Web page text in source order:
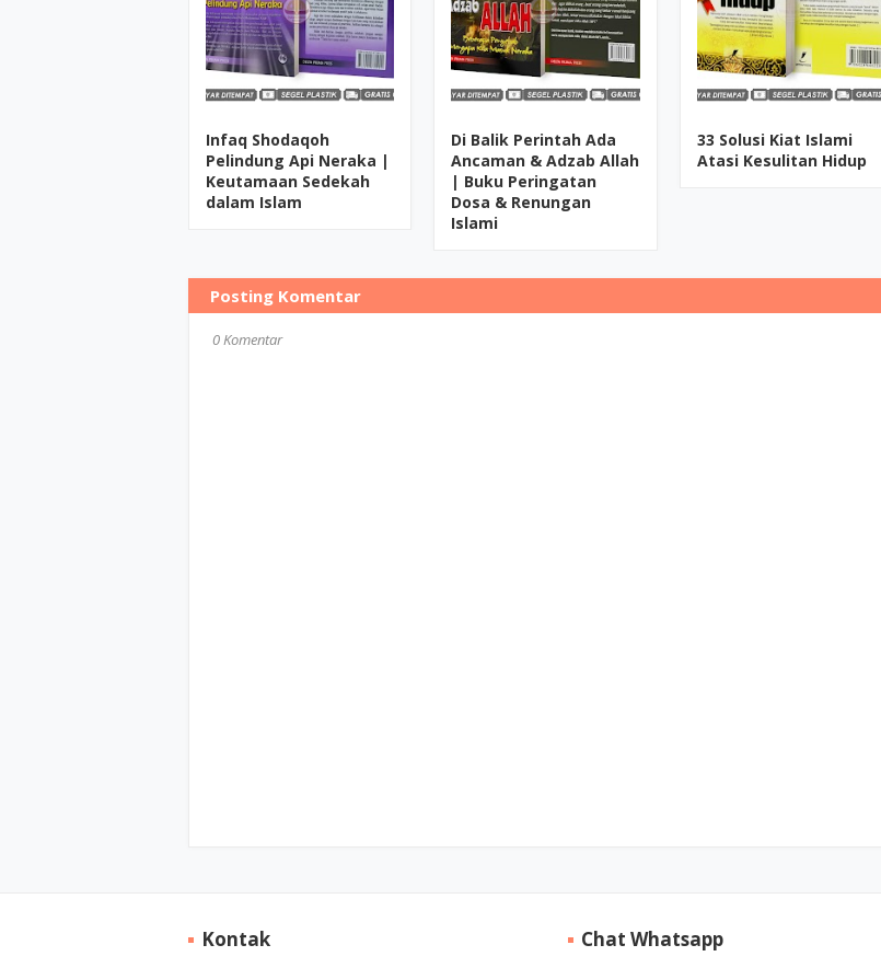
Infaq Shodaqoh
Pelindung Api Neraka |
Keutamaan Sedekah
dalam Islam
Di Balik Perintah Ada
Ancaman & Adzab Allah
| Buku Peringatan
Dosa & Renungan
Islami
33 Solusi Kiat Islami
Atasi Kesulitan Hidup
Posting Komentar
0 Komentar
Kontak Chat Whatsapp